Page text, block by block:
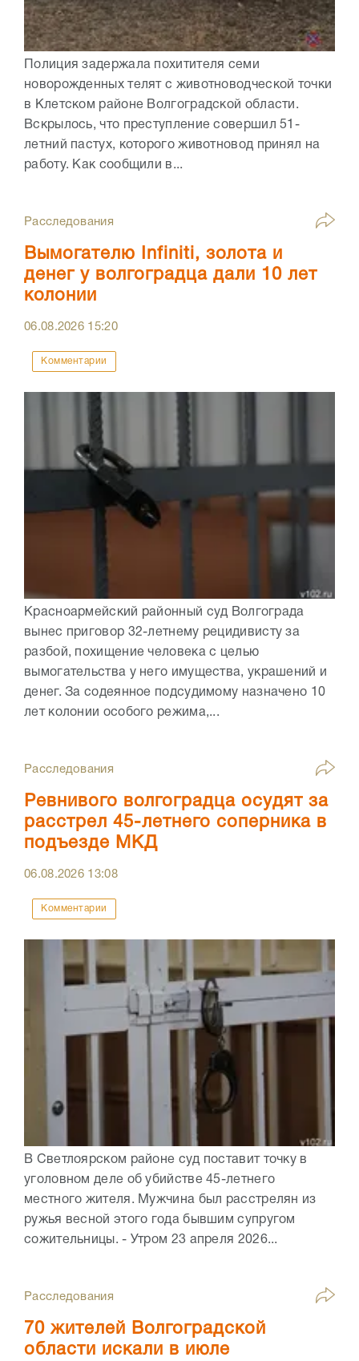
Полиция задержала похитителя семи
новорожденных телят с животноводческой точки
в Клетском районе Волгоградской области.
Вскрылось, что преступление совершил 51-
летний пастух, которого животновод принял на
работу. Как сообщили в...
Расследования
Вымогателю Infiniti, золота и
денег у волгоградца дали 10 лет
колонии
06.08.2026 15:20
Комментарии
Красноармейский районный суд Волгограда
вынес приговор 32-летнему рецидивисту за
разбой, похищение человека с целью
вымогательства у него имущества, украшений и
денег. За содеянное подсудимому назначено 10
лет колонии особого режима,...
Расследования
Ревнивого волгоградца осудят за
расстрел 45-летнего соперника в
подъезде МКД
06.08.2026 13:08
Комментарии
В Светлоярском районе суд поставит точку в
уголовном деле об убийстве 45-летнего
местного жителя. Мужчина был расстрелян из
ружья весной этого года бывшим супругом
сожительницы. - Утром 23 апреля 2026...
Расследования
70 жителей Волгоградской
области искали в июле